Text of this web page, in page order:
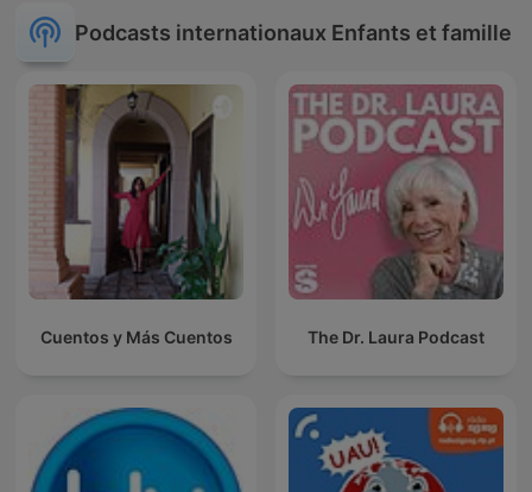
Podcasts internationaux Enfants et famille
Cuentos y Más Cuentos The Dr. Laura Podcast